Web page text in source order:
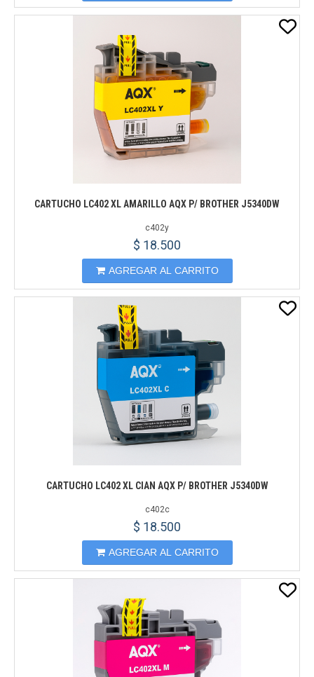
CARTUCHO LC402 XL AMARILLO AQX P/ BROTHER J5340DW
c402y
$ 18.500
AGREGAR AL CARRITO
CARTUCHO LC402 XL CIAN AQX P/ BROTHER J5340DW
c402c
$ 18.500
AGREGAR AL CARRITO